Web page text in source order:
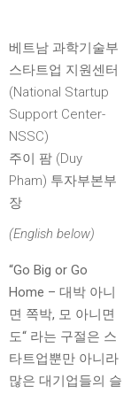
베트남 과학기술부
스타트업 지원센터
(National Startup
Support Center-
NSSC)
주이 팜 (Duy
Pham) 투자부본부
장
(English below)
“Go Big or Go
Home – 대박 아니
면 쪽박, 모 아니면
도“ 라는 구절은 스
타트업뿐만 아니라
많은 대기업들의 슬